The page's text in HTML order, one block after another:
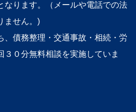
なります。（メールや電話での法
ません。)
債務整理・交通事故・相続・労
３０分無料相談を実施していま